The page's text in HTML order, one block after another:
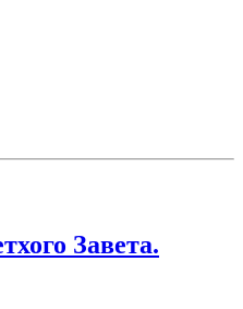
Завета.